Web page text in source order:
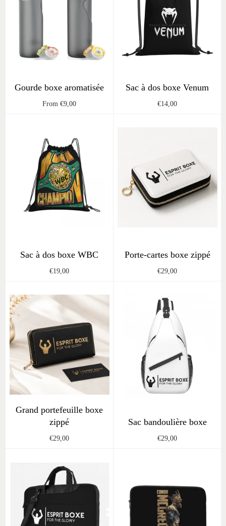
Gourde boxe aromatisée
From €9,00
Sac à dos boxe Venum
Regular
€14,00
Sac à dos boxe WBC
Regular
€19,00
Porte-cartes boxe zippé
Regular
€29,00
Grand portefeuille boxe
zippé
Regular
€29,00
Sac bandoulière boxe
Regular
€29,00